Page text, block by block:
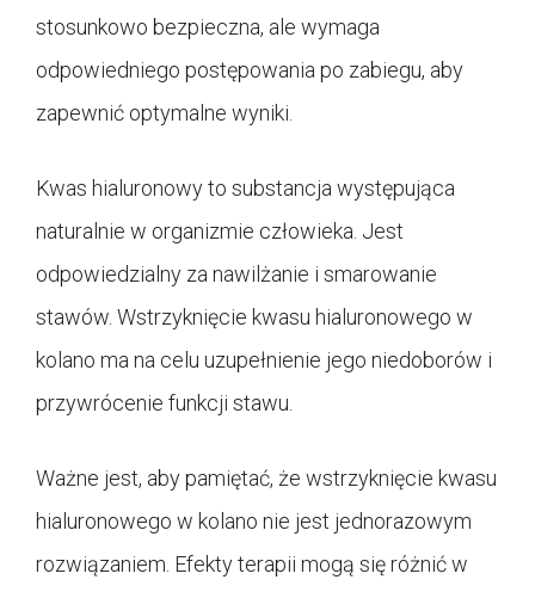
stosunkowo bezpieczna, ale wymaga
odpowiedniego postępowania po zabiegu, aby
zapewnić optymalne wyniki.
Kwas hialuronowy to substancja występująca
naturalnie w organizmie człowieka. Jest
odpowiedzialny za nawilżanie i smarowanie
stawów. Wstrzyknięcie kwasu hialuronowego w
kolano ma na celu uzupełnienie jego niedoborów i
przywrócenie funkcji stawu.
Ważne jest, aby pamiętać, że wstrzyknięcie kwasu
hialuronowego w kolano nie jest jednorazowym
rozwiązaniem. Efekty terapii mogą się różnić w